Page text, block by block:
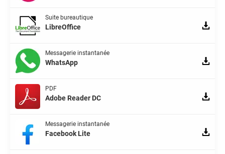
Suite bureautique
LibreOffice
Messagerie instantanée
WhatsApp
PDF
Adobe Reader DC
Messagerie instantanée
Facebook Lite